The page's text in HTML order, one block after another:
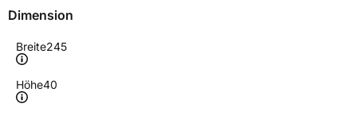
Dimension
Breite245
Höhe40